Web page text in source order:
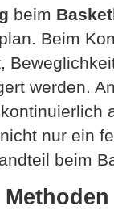
beim
Beim
werden.
nur ein
beim